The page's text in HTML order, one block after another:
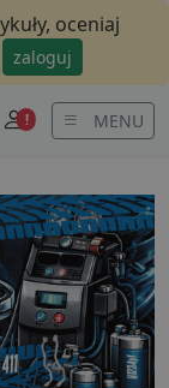
oceniaj
zaloguj
! MENU